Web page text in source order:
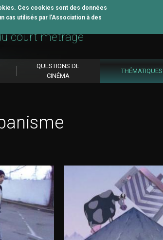
Ces cookies sont des données
cas utilisés par l’Association à des
court métrage
QUESTIONS DE
CINÉMA
THÉMATIQUES